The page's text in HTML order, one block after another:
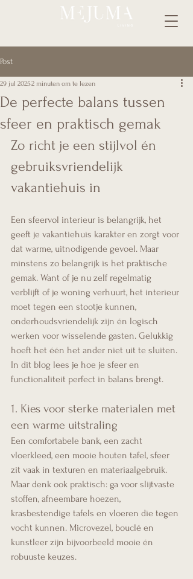
Post
De perfecte balans tussen
sfeer en praktisch gemak
29 jul 20252 minuten om te lezen
Zo richt je een stijlvol én
gebruiksvriendelijk
vakantiehuis in
Een sfeervol interieur is belangrijk, het
geeft je vakantiehuis karakter en zorgt voor
dat warme, uitnodigende gevoel. Maar
minstens zo belangrijk is het praktische
gemak. Want of je nu zelf regelmatig
verblijft of je woning verhuurt, het interieur
moet tegen een stootje kunnen,
onderhoudsvriendelijk zijn én logisch
werken voor wisselende gasten. Gelukkig
hoeft het één het ander niet uit te sluiten.
In dit blog lees je hoe je sfeer en
functionaliteit perfect in balans brengt.
1. Kies voor sterke materialen met
een warme uitstraling
Een comfortabele bank, een zacht
vloerkleed, een mooie houten tafel, sfeer
zit vaak in texturen en materiaalgebruik.
Maar denk ook praktisch: ga voor slijtvaste
stoffen, afneembare hoezen,
krasbestendige tafels en vloeren die tegen
vocht kunnen. Microvezel, bouclé en
kunstleer zijn bijvoorbeeld mooie én
robuuste keuzes.